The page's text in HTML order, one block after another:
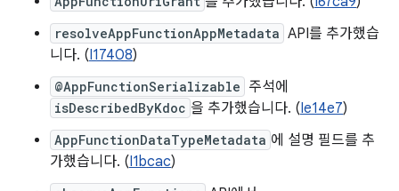
resolveAppFunctionAppMetadata API를 추가했습
니다. (I17408)
@AppFunctionSerializable 주석에
isDescribedByKdoc 을 추가했습니다. (Ie14e7)
AppFunctionDataTypeMetadata 에 설명 필드를 추
가했습니다. (I1bcac)